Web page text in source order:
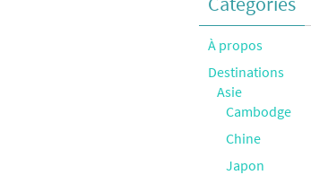
À propos
Destinations
Asie
Cambodge
Chine
Japon